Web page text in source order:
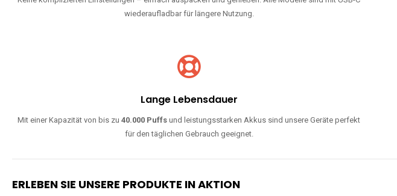
wiederaufladbar für längere Nutzung.
Lange Lebensdauer
Mit einer Kapazität von bis zu40.000 Puffs und leistungsstarken Akkus sind unsere Geräte perfekt
für den täglichen Gebrauch geeignet.
ERLEBEN SIE UNSERE PRODUKTE IN AKTION